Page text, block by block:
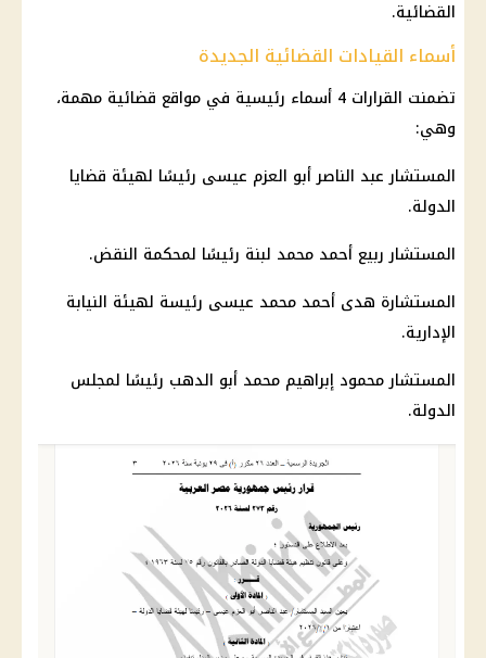
القضائية.
أسماء القيادات القضائية الجديدة
تضمنت القرارات 4 أسماء رئيسية في مواقع قضائية مهمة،
وهي:
المستشار عبد الناصر أبو العزم عيسى رئيسًا لهيئة قضايا
الدولة.
المستشار ربيع أحمد محمد لبنة رئيسًا لمحكمة النقض.
المستشارة هدى أحمد محمد عيسى رئيسة لهيئة النيابة
الإدارية.
المستشار محمود إبراهيم محمد أبو الدهب رئيسًا لمجلس
الدولة.